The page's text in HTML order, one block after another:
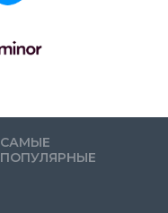
САМЫЕ
ПОПУЛЯРНЫЕ